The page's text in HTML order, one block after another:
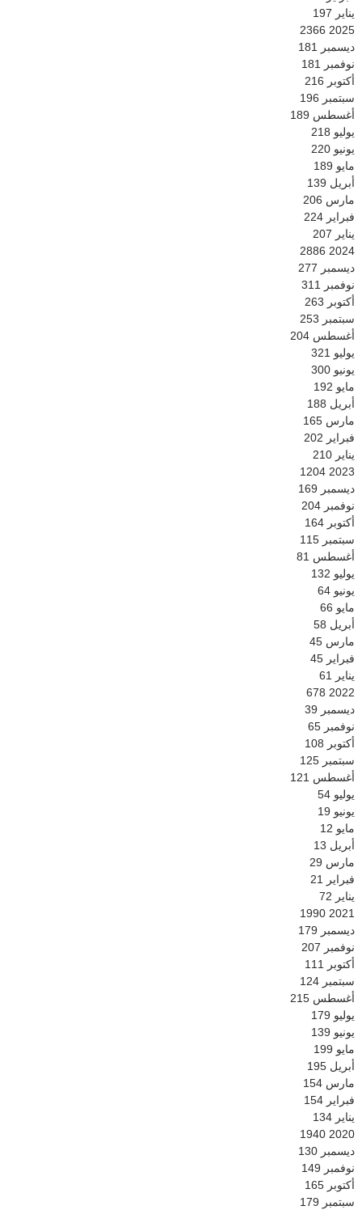
يناير 197
2025
2366
ديسمبر 181
نوفمبر 181
أكتوبر 216
سبتمبر 196
أغسطس 189
يوليو 218
يونيو 220
مايو 189
أبريل 139
مارس 206
فبراير 224
يناير 207
2024
2886
ديسمبر 277
نوفمبر 311
أكتوبر 263
سبتمبر 253
أغسطس 204
يوليو 321
يونيو 300
مايو 192
أبريل 188
مارس 165
فبراير 202
يناير 210
2023
1204
ديسمبر 169
نوفمبر 204
أكتوبر 164
سبتمبر 115
أغسطس 81
يوليو 132
يونيو 64
مايو 66
أبريل 58
مارس 45
فبراير 45
يناير 61
2022
678
ديسمبر 39
نوفمبر 65
أكتوبر 108
سبتمبر 125
أغسطس 121
يوليو 54
يونيو 19
مايو 12
أبريل 13
مارس 29
فبراير 21
يناير 72
2021
1990
ديسمبر 179
نوفمبر 207
أكتوبر 111
سبتمبر 124
أغسطس 215
يوليو 179
يونيو 139
مايو 199
أبريل 195
مارس 154
فبراير 154
يناير 134
2020
1940
ديسمبر 130
نوفمبر 149
أكتوبر 165
سبتمبر 179